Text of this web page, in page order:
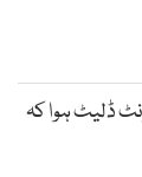
ڈلیٹ ہوا کہ